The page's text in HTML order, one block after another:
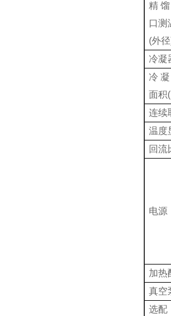
精
口测
(外
冷凝
冷
面积
连续
温度
回流
电源
加热
真空
选配